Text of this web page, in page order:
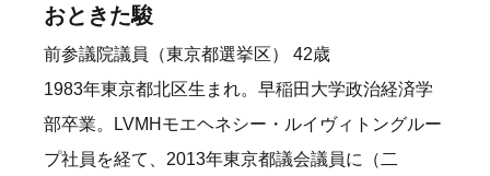
おときた駿
前参議院議員（東京都選挙区） 42歳
1983年東京都北区生まれ。早稲田大学政治経済学
部卒業。LVMHモエヘネシー・ルイヴィトングルー
プ社員を経て、2013年東京都議会議員に（二